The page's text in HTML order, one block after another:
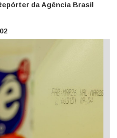
da Agência Brasil